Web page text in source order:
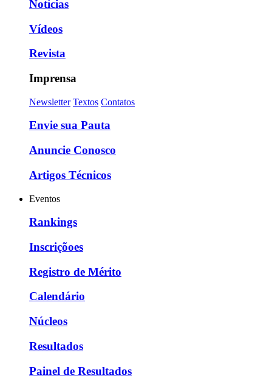
Notícias
Vídeos
Revista
Imprensa
Newsletter Textos Contatos
Envie sua Pauta
Anuncie Conosco
Artigos Técnicos
Eventos
Rankings
Inscriçõoes
Registro de Mérito
Calendário
Núcleos
Resultados
Painel de Resultados